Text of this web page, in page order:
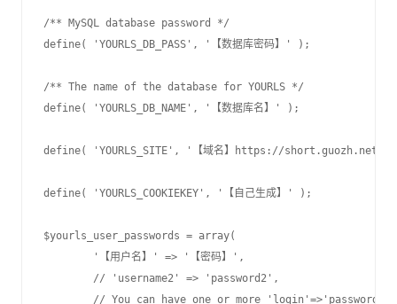
/** MySQL database password */
define( 'YOURLS_DB_PASS', '【数据库密码】' );
/** The name of the database for YOURLS */
define( 'YOURLS_DB_NAME', '【数据库名】' );
define( 'YOURLS_SITE', '【域名】https://short.guozh.net'
define( 'YOURLS_COOKIEKEY', '【自己生成】' );
$yourls_user_passwords = array(